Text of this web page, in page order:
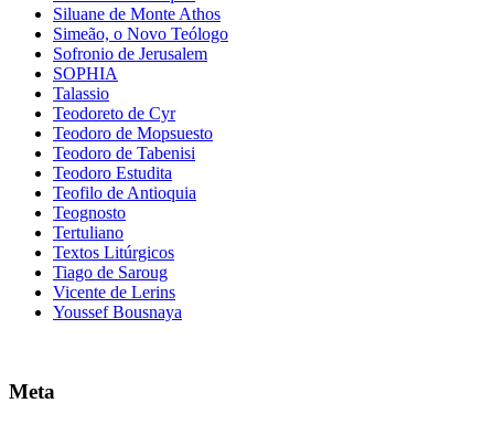
Siluane de Monte Athos
Simeão, o Novo Teólogo
Sofronio de Jerusalem
SOPHIA
Talassio
Teodoreto de Cyr
Teodoro de Mopsuesto
Teodoro de Tabenisi
Teodoro Estudita
Teofilo de Antioquia
Teognosto
Tertuliano
Textos Litúrgicos
Tiago de Saroug
Vicente de Lerins
Youssef Bousnaya
Meta